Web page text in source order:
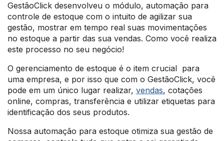
GestãoClick desenvolveu o módulo, automação para
controle de estoque com o intuito de agilizar sua
gestão, mostrar em tempo real suas movimentações
no estoque a partir das sua vendas. Como você realiza
este processo no seu negócio!
O gerenciamento de estoque é o item crucial para
uma empresa, e por isso que com o GestãoClick, você
pode em um único lugar realizar, vendas, cotações
online, compras, transferência e utilizar etiquetas para
identificação dos seus produtos.
Nossa automação para estoque otimiza sua gestão de